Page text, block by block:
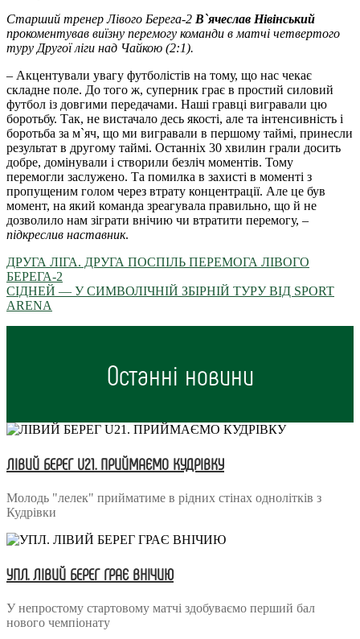
Старший тренер Лівого Берега-2 В`ячеслав Нівінcький
прокоментував виїзну перемогу команди в матчі четвертого
туру Другої ліги над Чайкою (2:1).
– Акцентували увагу футболістів на тому, що нас чекає
складне поле. До того ж, суперник грає в простий силовий
футбол із довгими передачами. Наші гравці вигравали цю
боротьбу. Так, не вистачало десь якості, але та інтенсивність і
боротьба за м`яч, що ми вигравали в першому таймі, принесли
результат в другому таймі. Останніх 30 хвилин грали досить
добре, домінували і створили безліч моментів. Тому
перемогли заслужено. Та помилка в захисті в моменті з
пропущеним голом через втрату концентрації. Але це був
момент, на який команда зреагувала правильно, що й не
дозволило нам зіграти внічию чи втратити перемогу, –
підкреслив наставник.
ДРУГА ЛІГА. ДРУГА ПОСПІЛЬ ПЕРЕМОГА ЛІВОГО
БЕРЕГА-2
СІДНЕЙ — У СИМВОЛІЧНІЙ ЗБІРНІЙ ТУРУ ВІД SPORT
ARENA
Останні новини
ЛІВИЙ БЕРЕГ U21. ПРИЙМАЄМО КУДРІВКУ
Молодь "лелек" прийматиме в рідних стінах однолітків з
Кудрівки
УПЛ. ЛІВИЙ БЕРЕГ ГРАЄ ВНІЧИЮ
У непростому стартовому матчі здобуваємо перший бал
нового чемпіонату